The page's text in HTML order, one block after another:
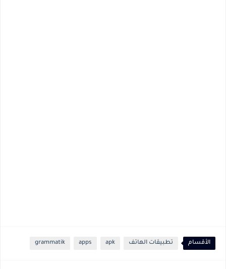
الأقسام تطبيقات الهاتف apk
apps
grammatik